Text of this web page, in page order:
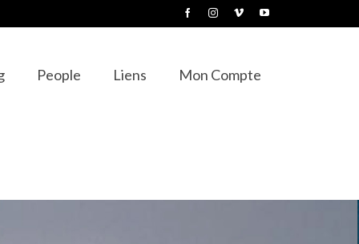
People Liens Mon Compte